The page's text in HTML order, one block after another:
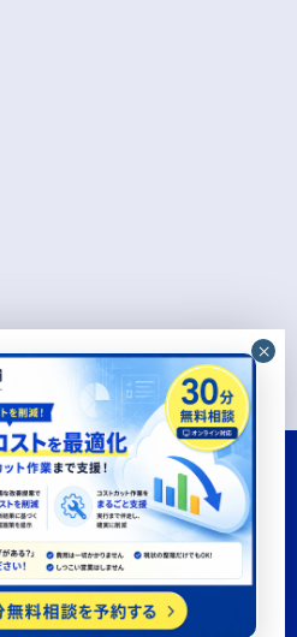
信息安全基本政策隐私政策